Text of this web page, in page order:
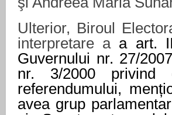
Ulterior, Biroul
interpretare a a art.
Guvernului nr. 27/
nr. 3/2000 privind
referendumului,
avea grup